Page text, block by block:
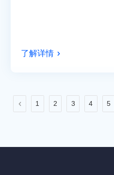
了解详情
1 2 3 4 5